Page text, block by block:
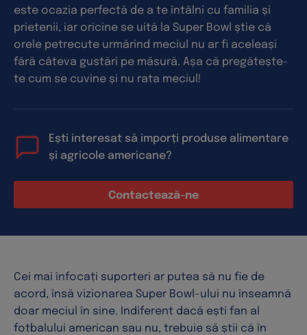
este ocazia perfectă de a te întâlni cu familia și
prietenii, iar oricine se uită la Super Bowl știe că
orele petrecute urmărind meciul nu ar fi aceleași
fără câteva gustări pe măsură. Așa că pregătește-
te cum se cuvine și nu rata meciul!
Ești interesat să imporți produse alimentare
și agricole americane?
Contactează-ne
Cei mai înfocați suporteri ar putea să nu fie de
acord, însă vizionarea Super Bowl-ului nu înseamnă
doar meciul în sine. Indiferent dacă ești fan al
fotbalului american sau nu, trebuie să știi că în